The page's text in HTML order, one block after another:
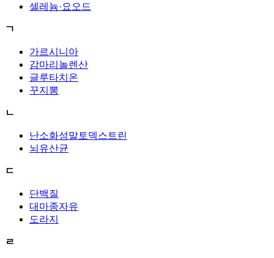
셀레늄·요오드
ㄱ
가르시니아
감마리놀렌산
글루타치온
꾸지뽕
ㄴ
난소화성말토덱스트린
뇌유산균
ㄷ
단백질
대마종자유
도라지
ㄹ